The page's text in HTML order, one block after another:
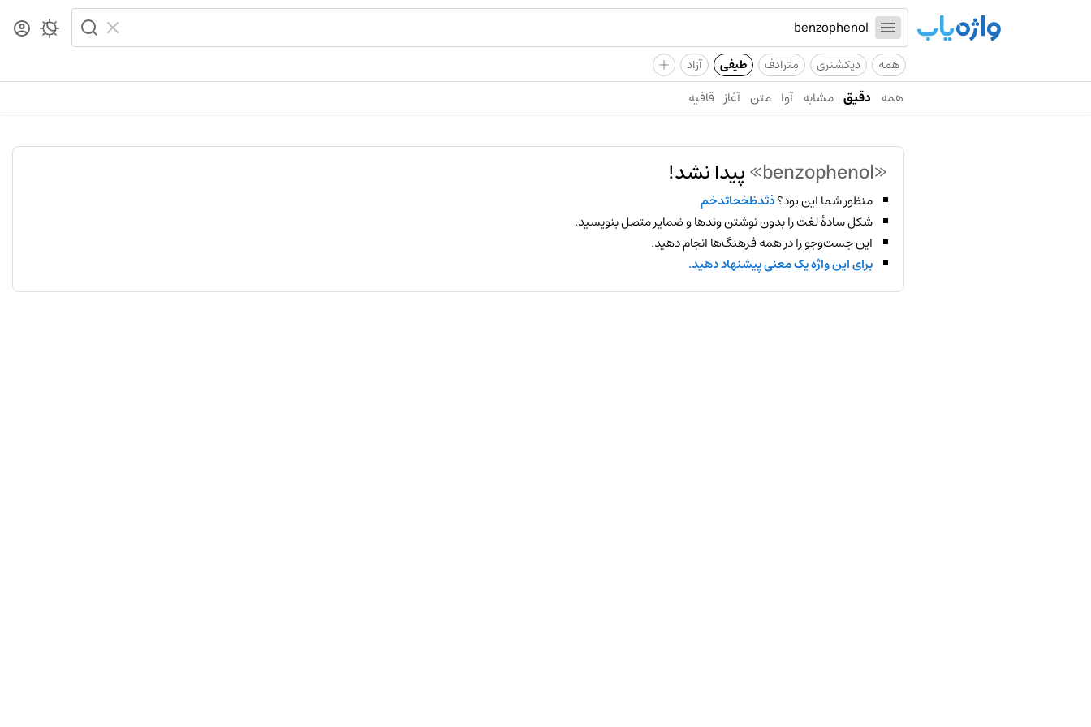
همه دیکشنری مترادف طیفی آزاد +
همه دقیق مشابه آوا متن آغاز قافیه
«benzophenol» پیدا نشد!
منظور شما این بود؟ذثدظخحاثدخم
شکل سادهٔ لغت را بدون نوشتن وندها و ضمایر متصل بنویسید.
این جست‌وجو را در همه فرهنگ‌ها انجام دهید.
برای این واژه یک معنی پیشنهاد دهید.